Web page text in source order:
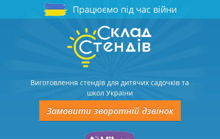
Працюємо під час війни
Виготовлення стендів для дитячих садочків та
школ України
Замовити зворотній дзвінок